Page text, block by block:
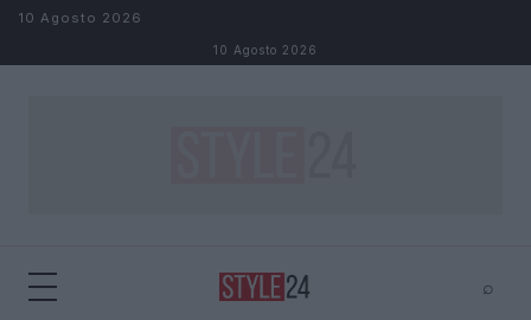
Salta al contenuto
10 Agosto 2026
10 Agosto 2026
⌕